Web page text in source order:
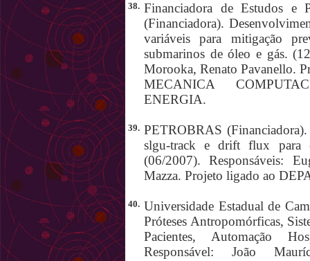
38. Financiadora de Estudos e
(Financiadora).
variáveis para mitigação
submarinos de óleo e gás.
Morooka, Renato Pavanello.
MECANICA
ENERGIA.
39. PETROBRAS
slgu-track e drift flux para
(06/2007). Responsáveis:
Mazza. Projeto ligado ao
40. Universidade Estadual de
Próteses Antropomórficas,
Pacientes, Automação
Responsável: João